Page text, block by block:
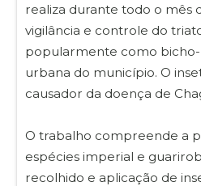
realiza durante todo o mês
vigilância e controle do
popularmente como
urbana do município. O
causador da doença de
O trabalho compreende a
espécies imperial e
recolhido e aplicação de